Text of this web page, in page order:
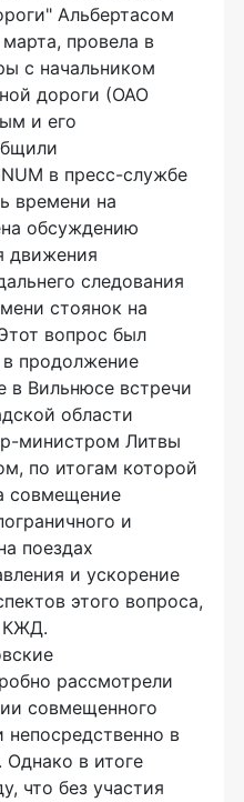
Альбертасом
провела в
с начальником
дороги (ОАО
и его
в пресс-службе
времени на
обсуждению
движения
следования
стоянок на
вопрос был
в продолжение
в Вильнюсе встречи
области
министром Литвы
по итогам которой
совмещение
и
поездах
и ускорение
этого вопроса,
КЖД.
рассмотрели
совмещенного
в
в итоге
что без участия